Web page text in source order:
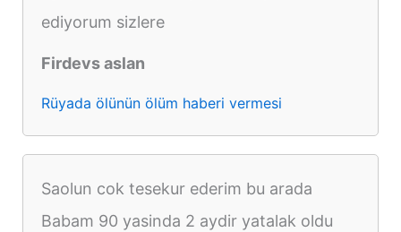
ediyorum sizlere
Firdevs aslan
Rüyada ölünün ölüm haberi vermesi
Saolun cok tesekur ederim bu arada
Babam 90 yasinda 2 aydir yatalak oldu